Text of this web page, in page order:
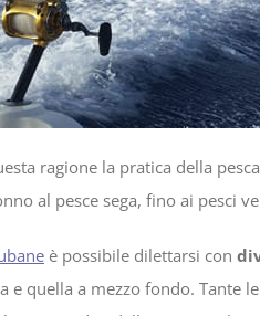
ragione la pratica della
al pesce sega, fino ai pesci
è possibile dilettarsi con
e quella a mezzo fondo. Tante